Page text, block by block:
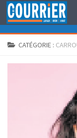
Au dessous du
CATÉGORIE :